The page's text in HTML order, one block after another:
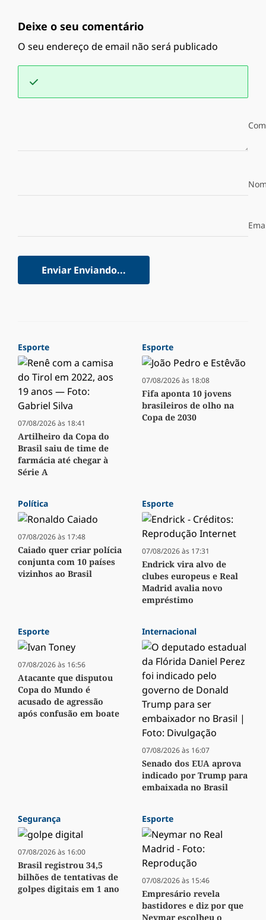
Deixe o seu comentário
O seu endereço de email não será publicado
Enviar Enviando...
Esporte
07/08/2026 às 18:41
Artilheiro da Copa do
Brasil saiu de time de
farmácia até chegar à
Série A
Esporte
07/08/2026 às 18:08
Fifa aponta 10 jovens
brasileiros de olho na
Copa de 2030
Política
07/08/2026 às 17:48
Caiado quer criar polícia
conjunta com 10 países
vizinhos ao Brasil
Esporte
07/08/2026 às 17:31
Endrick vira alvo de
clubes europeus e Real
Madrid avalia novo
empréstimo
Esporte
07/08/2026 às 16:56
Atacante que disputou
Copa do Mundo é
acusado de agressão
após confusão em boate
Internacional
07/08/2026 às 16:07
Senado dos EUA aprova
indicado por Trump para
embaixada no Brasil
Segurança
07/08/2026 às 16:00
Brasil registrou 34,5
bilhões de tentativas de
golpes digitais em 1 ano
Esporte
07/08/2026 às 15:46
Empresário revela
bastidores e diz por que
Neymar escolheu o